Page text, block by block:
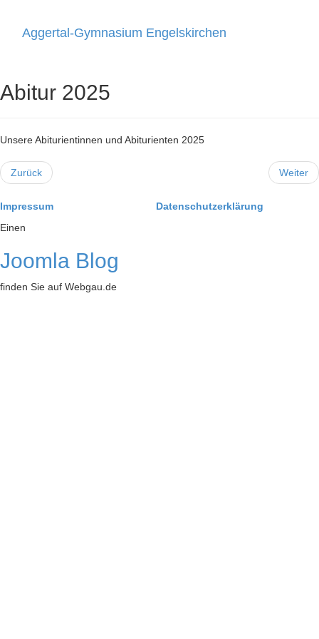
Aggertal-Gymnasium Engelskirchen
Abitur 2025
Unsere Abiturientinnen und Abiturienten 2025
Zurück Weiter
Impressum
Datenschutzerklärung
Einen
Joomla Blog
finden Sie auf Webgau.de